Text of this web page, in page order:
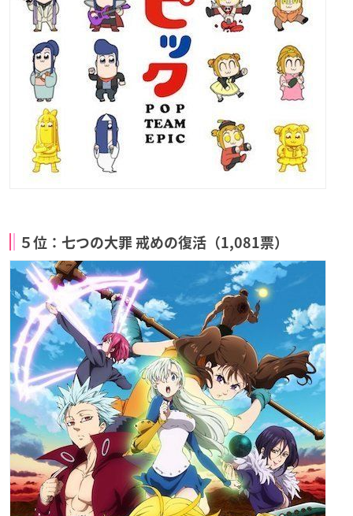
５位：七つの大罪 戒めの復活（1,081票）